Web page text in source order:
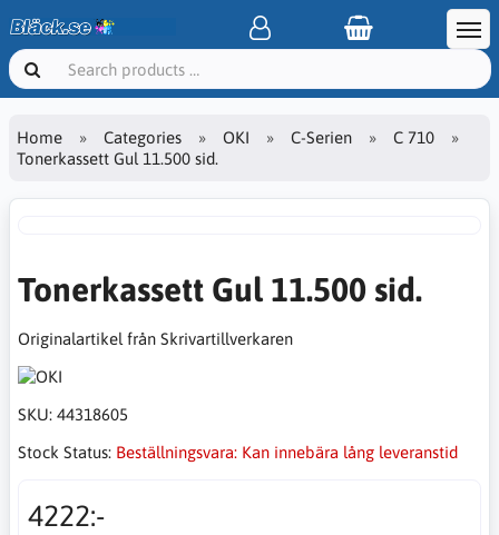
Home Categories OKI C-Serien
C 710
Tonerkassett Gul 11.500 sid.
Tonerkassett Gul 11.500 sid.
Originalartikel från Skrivartillverkaren
SKU: 44318605
Stock Status: Beställningsvara: Kan innebära lång leveranstid
4222:-